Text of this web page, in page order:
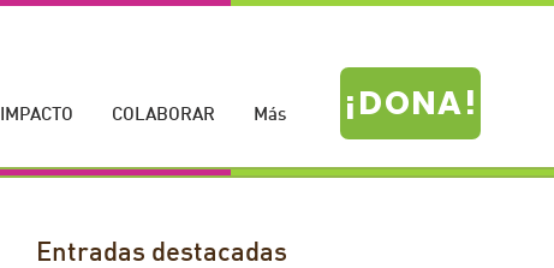
¡DONA!
IMPACTO COLABORAR Más
Entradas destacadas